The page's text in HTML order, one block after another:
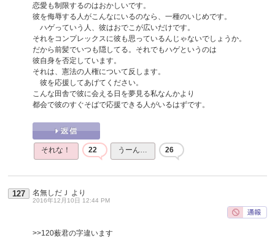
恋愛も制限するのはおかしいです。
彼を侮辱する人がこんなにいるのなら、一種のいじめです。
ハゲっていう人、彼はおでこが広いだけです。
それをコンプレックスに彼も思っているんじゃないでしょうか。
だから前髪でいつも隠してる。それでもハゲというのは
彼自身を否定しています。
それは、憲法の人権について反します。
彼を応援してあげてください。
こんな田舎で彼に会える日を夢見る私なんかより
都会で彼のすぐそばで応援できる人がいるはずです。
それな！ 22 うーん… 26
127 名無しだＪ より
2016年12月10日 12:44 PM
>>120薮君の字違います